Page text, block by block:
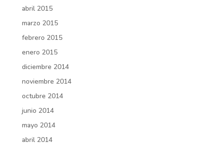
abril 2015
marzo 2015
febrero 2015
enero 2015
diciembre 2014
noviembre 2014
octubre 2014
junio 2014
mayo 2014
abril 2014